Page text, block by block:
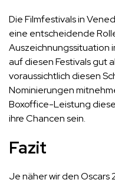
Die Filmfestivals in
eine entscheidende
Auszeichnungssituation
auf diesen Festivals gut
voraussichtlich diesen
Nominierungen
Boxoffice-Leistung
ihre Chancen sein.
Fazit
Je näher wir den